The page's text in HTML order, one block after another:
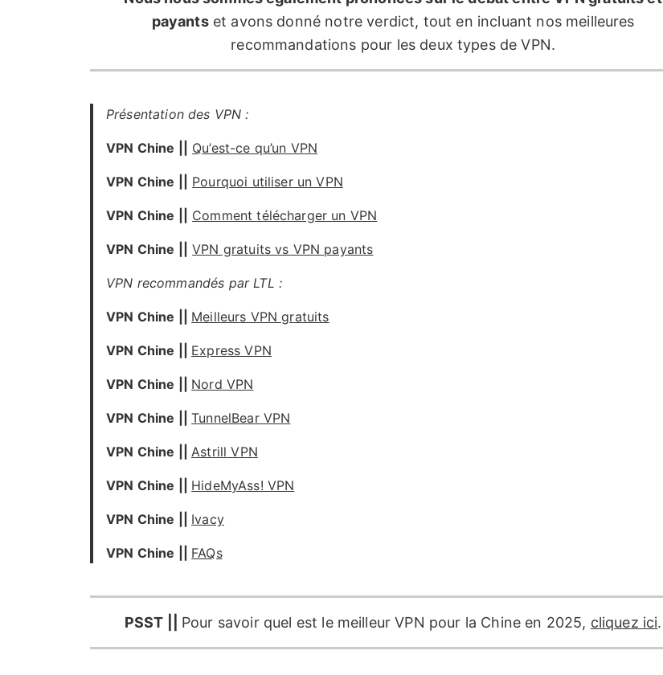
payantset avons donné notre verdict, tout en incluant nos meilleures
recommandations pour les deux types de VPN.
Présentation des VPN :
VPN Chine || Qu’est-ce qu’un VPN
VPN Chine || Pourquoi utiliser un VPN
VPN Chine || Comment télécharger un VPN
VPN Chine || VPN gratuits vs VPN payants
VPN recommandés par LTL :
VPN Chine || Meilleurs VPN gratuits
VPN Chine || Express VPN
VPN Chine || Nord VPN
VPN Chine ||TunnelBear VPN
VPN Chine ||Astrill VPN
VPN Chine || HideMyAss! VPN
VPN Chine || Ivacy
VPN Chine || FAQs
PSST || Pour savoir quel est le meilleur VPN pour la Chine en 2025, cliquez ici.